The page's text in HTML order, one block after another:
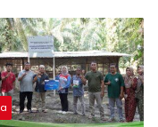
PT HPI dan Kepala
Diduga Terlibat